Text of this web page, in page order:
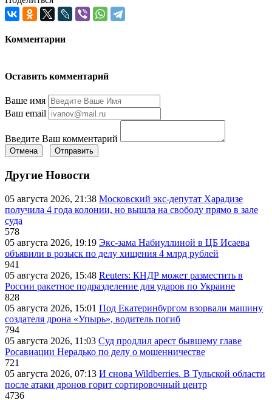
Комментарии
Оставить комментарий
Ваше имя
Ваш email
Введите Ваш комментарий
Отмена Отправить
Другие Новости
05 августа 2026, 21:38 Московский экс-депутат Харадизе
получила 4 года колонии, но вышла на свободу прямо в зале
суда
578
05 августа 2026, 19:19 Экс-зама Набиуллиной в ЦБ Исаева
объявили в розыск по делу хищения 4 млрд рублей
941
05 августа 2026, 15:48 Reuters: КНДР может разместить в
России ракетное подразделение для ударов по Украине
828
05 августа 2026, 15:01 Под Екатеринбургом взорвали машину
создателя дрона «Упырь», водитель погиб
794
05 августа 2026, 11:03 Суд продлил арест бывшему главе
Росавиации Нерадько по делу о мошенничестве
721
05 августа 2026, 07:13 И снова Wildberries. В Тульской области
после атаки дронов горит сортировочный центр
4736